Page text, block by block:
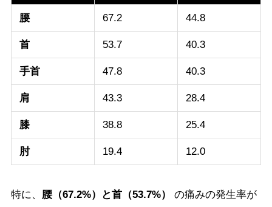
腰 67.2 44.8
首 53.7 40.3
手首 47.8 40.3
肩 43.3 28.4
膝 38.8 25.4
肘 19.4 12.0
特に、 腰（67.2%）と首（53.7%）
の痛みの発生率が